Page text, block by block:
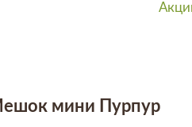
мини Пурпур